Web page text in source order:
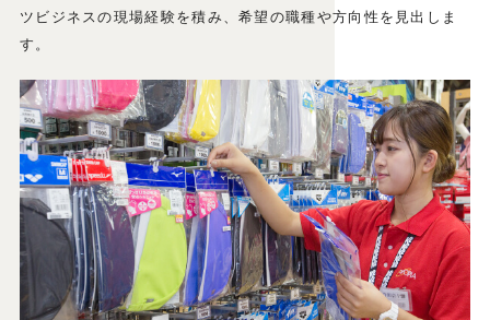
ツビジネスの現場経験を積み、希望の職種や方向性を見出しま
す。